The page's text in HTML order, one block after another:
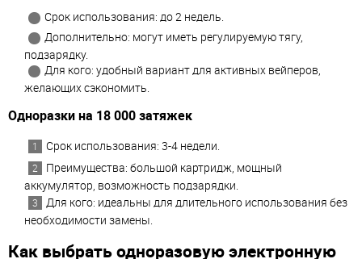
Срок использования: до 2 недель.
Дополнительно: могут иметь регулируемую тягу,
подзарядку.
Для кого: удобный вариант для активных вейперов,
желающих сэкономить.
Одноразки на 18 000 затяжек
Срок использования: 3-4 недели.
Преимущества: большой картридж, мощный
аккумулятор, возможность подзарядки.
Для кого: идеальны для длительного использования без
необходимости замены.
Как выбрать одноразовую электронную